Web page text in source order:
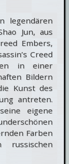
legendären
Jun, aus
Embers,
Creed
in einer
Bildern
Kunst des
antreten.
eigene
Farben